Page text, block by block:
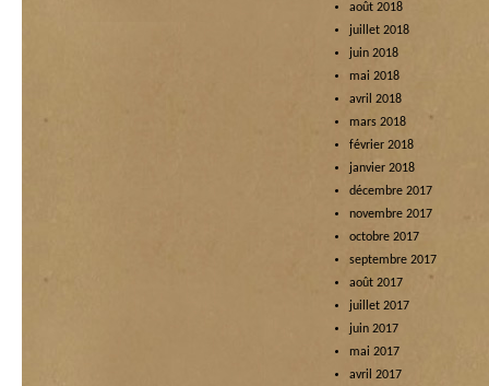
août 2018
juillet 2018
juin 2018
mai 2018
avril 2018
mars 2018
février 2018
janvier 2018
décembre 2017
novembre 2017
octobre 2017
septembre 2017
août 2017
juillet 2017
juin 2017
mai 2017
avril 2017